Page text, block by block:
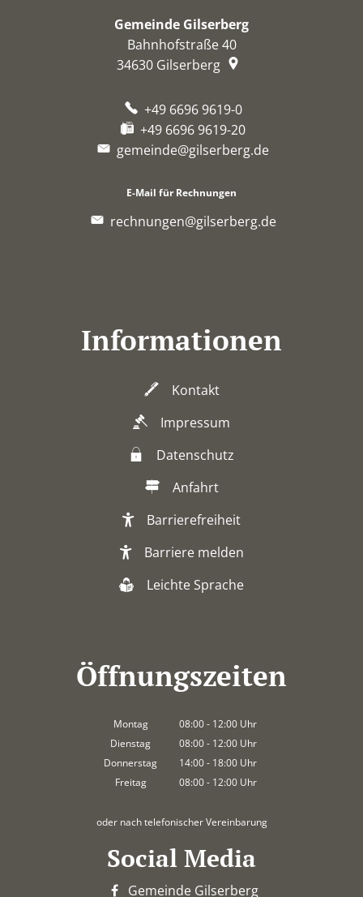
Gemeinde Gilserberg
Bahnhofstraße 40
34630 Gilserberg
+49 6696 9619-0
+49 6696 9619-20
gemeinde@gilserberg.de
E-Mail für Rechnungen
rechnungen@gilserberg.de
Informationen
Kontakt
Impressum
Datenschutz
Anfahrt
Barrierefreiheit
Barriere melden
Leichte Sprache
Öffnungszeiten
Montag 08:00- 12:00 Uhr
Von 08:00 bis 12:00 Uhr
Dienstag 08:00- 12:00 Uhr
Von 08:00 bis 12:00 Uhr
Donnerstag 14:00- 18:00 Uhr
Von 14:00 bis 18:00 Uhr
Freitag 08:00- 12:00 Uhr
oder nach telefonischer Vereinbarung
Social Media
Gemeinde Gilserberg